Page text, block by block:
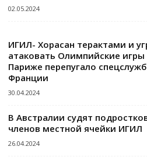
02.05.2024
ИГИЛ- Хорасан терактами и
атаковать Олимпийские игры
Париже перепугало
Франции
30.04.2024
В Австралии судят
членов местной ячейки ИГИЛ
26.04.2024